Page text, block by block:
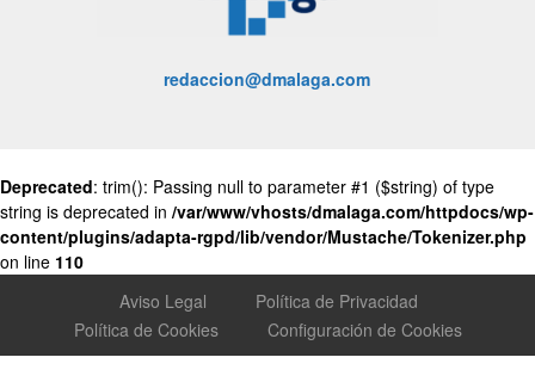
redaccion@dmalaga.com
Deprecated: trim(): Passing null to parameter #1 ($string) of type
string is deprecated in /var/www/vhosts/dmalaga.com/httpdocs/wp-
content/plugins/adapta-rgpd/lib/vendor/Mustache/Tokenizer.php
on line 110
Aviso Legal
Política de Privacidad
Política de Cookies
Configuración de Cookies